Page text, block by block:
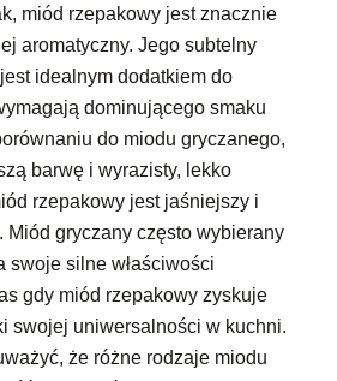
miód rzepakowy jest znacznie
aromatyczny. Jego subtelny
idealnym dodatkiem do
dominującego smaku
do miodu gryczanego,
barwę i wyrazisty, lekko
rzepakowy jest jaśniejszy i
Miód gryczany często wybierany
swoje silne właściwości
gdy miód rzepakowy zyskuje
swojej uniwersalności w kuchni.
że różne rodzaje miodu